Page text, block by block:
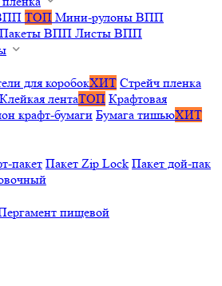
ТОП Мини-рулоны ВПП
Пакеты ВПП Листы ВПП
для коробокХИТ Стрейч пленка
лентаТОП Крафтовая
крафт-бумаги Бумага тишьюХИТ
пакет Пакет Zip Lock Пакет дой-пак
пищевой